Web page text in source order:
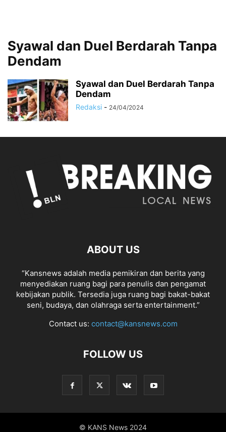
Syawal dan Duel Berdarah Tanpa
Dendam
Syawal dan Duel Berdarah Tanpa
Dendam
Redaksi - 24/04/2024
ABOUT US
“Kansnews adalah media pemikiran dan berita yang
menyediakan ruang bagi para penulis dan pengamat
kebijakan publik. Tersedia juga ruang bagi bakat-bakat
seni, budaya, dan olahraga serta entertainment.”
Contact us: contact@kansnews.com
FOLLOW US
© KANS News 2024